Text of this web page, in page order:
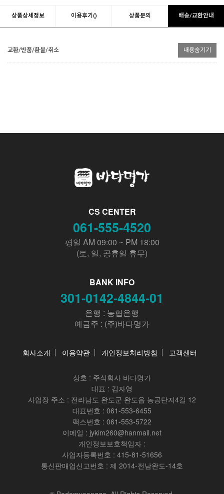
상품상세정보 이용후기() 상품문의 배송/교환안내
교환/반품/환불/취소 내용숨기기
CS CENTER
061-555-4520
평일 AM 09:00 ~ PM 18:00
(토, 일, 공휴일 휴무)
BANK INFO
301-0142-4844-01
은행 : 농협은행
예금주 : (주)바다명가
회사소개 이용약관 개인정보처리방침 고객센터
상호 : 주식회사 바다명가
대표 : 김자영
사업장 주소 : 전라남도 완도군 완도읍 농공단지4길 12
대표번호 : 061-553-6455
팩스번호 : 061-553-5722
이메일 : jykim260@hanmail.net
개인정보보호책임자 :
사업자등록번호 : 415-81-51656
통신판매업신고번호 : 제 2014-전남완도-14호